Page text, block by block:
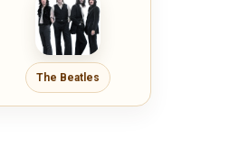
The Beatles